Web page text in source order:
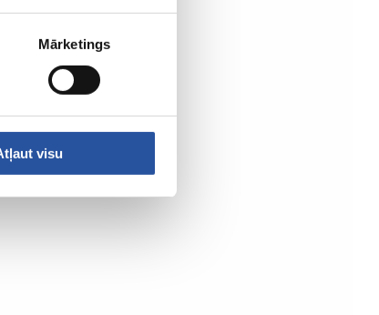
Mārketings
visu